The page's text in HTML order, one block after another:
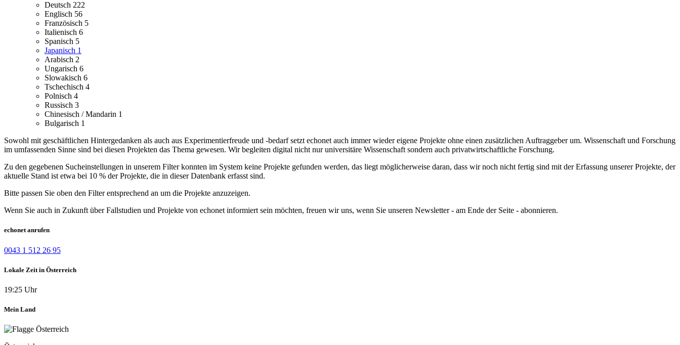
Deutsch 222
Englisch 56
Französisch 5
Italienisch 6
Spanisch 5
Japanisch 1
Arabisch 2
Ungarisch 6
Slowakisch 6
Tschechisch 4
Polnisch 4
Russisch 3
Chinesisch / Mandarin 1
Bulgarisch 1
Sowohl mit geschäftlichen Hintergedanken als auch aus Experimentierfreude und -bedarf setzt echonet auch immer wieder eigene Projekte ohne einen zusätzlichen Auftraggeber um. Wissenschaft und Forschung
im umfassenden Sinne sind bei diesen Projekten das Thema gewesen. Wir begleiten digital nicht nur universitäre Wissenschaft sondern auch privatwirtschaftliche Forschung.
Zu den gegebenen Sucheinstellungen in unserem Filter konnten im System keine Projekte gefunden werden, das liegt möglicherweise daran, dass wir noch nicht fertig sind mit der Erfassung unserer Projekte, der
aktuelle Stand ist etwa bei 10 % der Projekte, die in dieser Datenbank erfasst sind.
Bitte passen Sie oben den Filter entsprechend an um die Projekte anzuzeigen.
Wenn Sie auch in Zukunft über Fallstudien und Projekte von echonet informiert sein möchten, freuen wir uns, wenn Sie unseren Newsletter - am Ende der Seite - abonnieren.
echonet anrufen
0043 1 512 26 95
Lokale Zeit in Österreich
19:25 Uhr
Mein Land